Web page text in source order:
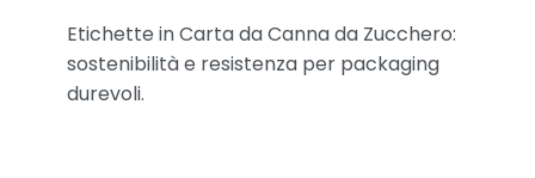
Etichette in Carta da Canna da Zucchero:
sostenibilità e resistenza per packaging
durevoli.